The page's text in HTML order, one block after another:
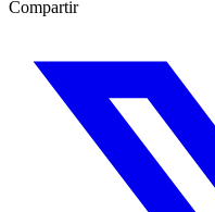
Compartir